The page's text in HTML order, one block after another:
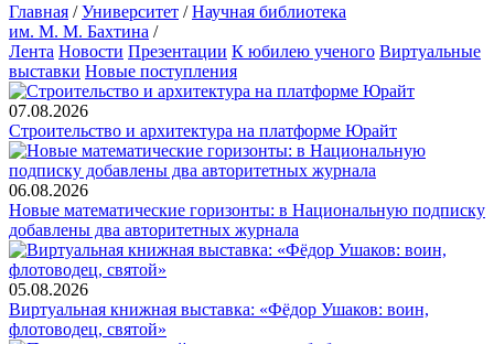
Главная /Университет /Научная библиотека
им. М. М. Бахтина /
Лента Новости Презентации К юбилею ученого Виртуальные
выставки Новые поступления
07.08.2026
Строительство и архитектура на платформе Юрайт
06.08.2026
Новые математические горизонты: в Национальную подписку
добавлены два авторитетных журнала
05.08.2026
Виртуальная книжная выставка: «Фёдор Ушаков: воин,
флотоводец, святой»